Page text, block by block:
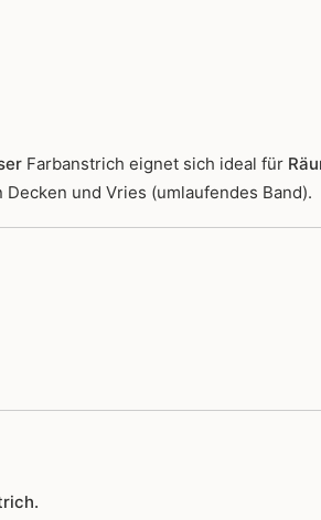
Farbanstrich eignet sich ideal für
und Vries (umlaufendes Band).